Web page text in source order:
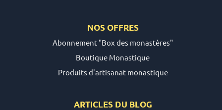
NOS OFFRES
Abonnement "Box des monastères"
Boutique Monastique
Produits d'artisanat monastique
ARTICLES DU BLOG